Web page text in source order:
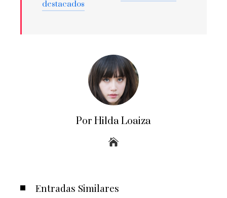
destacados
Por Hilda Loaiza
Entradas Similares